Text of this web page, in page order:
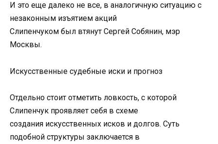
И это еще далеко не все, в аналогичную ситуацию с
незаконным изъятием акций
Слипенчуком был втянут Сергей Собянин, мэр
Москвы.
Искусственные судебные иски и прогноз
Отдельно стоит отметить ловкость, с которой
Слипенчук проявляет себя в схеме
создания искусственных исков и долгов. Суть
подобной структуры заключается в